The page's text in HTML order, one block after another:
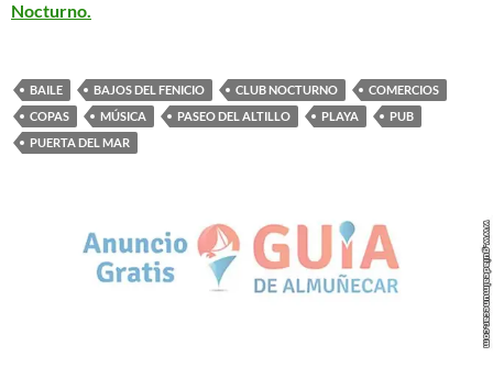
Nocturno.
BAILE BAJOS DEL FENICIO CLUB NOCTURNO
COMERCIOS
COPAS
MÚSICA PASEO DEL ALTILLO PLAYA
PUB
PUERTA DEL MAR